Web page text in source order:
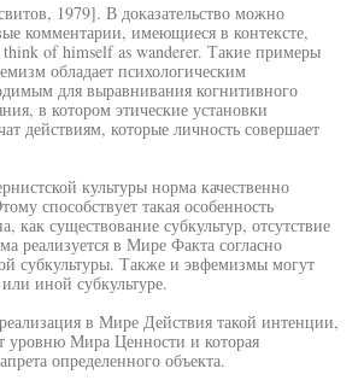
1979]. В доказательство можно
комментарии, имеющиеся в контексте,
of himself as wanderer. Такие примеры
обладает психологическим
для выравнивания когнитивного
в котором этические установки
действиям, которые личность совершает
культуры норма качественно
способствует такая особенность
как существование субкультур, отсутствие
реализуется в Мире Факта согласно
субкультуры. Также и эвфемизмы могут
иной субкультуре.
в Мире Действия такой интенции,
уровню Мира Ценности и которая
определенного объекта.